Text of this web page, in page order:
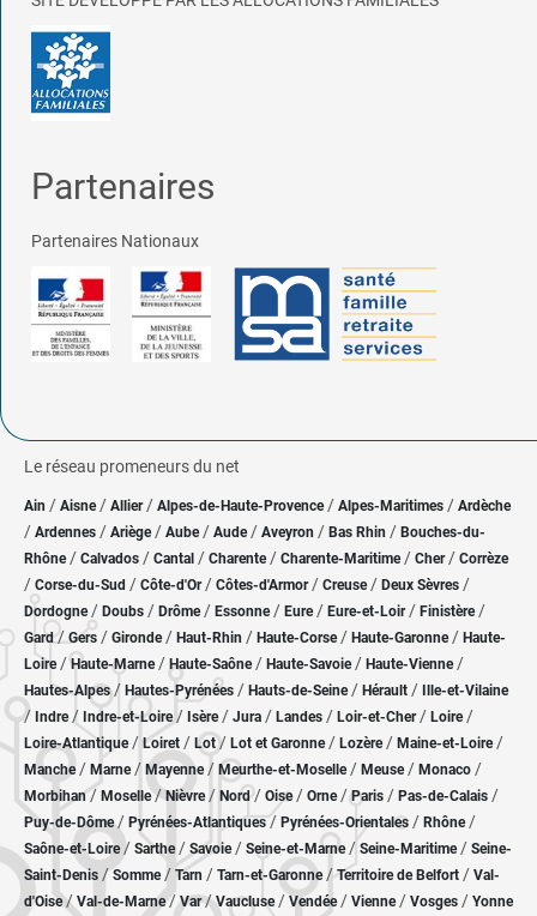
Partenaires
Partenaires Nationaux
Le réseau promeneurs du net
Ain / Aisne/ Allier/ Alpes-de-Haute-Provence / Alpes-Maritimes / Ardèche
/ Ardennes / Ariège/ Aube/ Aude / Aveyron / Bas Rhin / Bouches-du-
Rhône/ Calvados / Cantal / Charente / Charente-Maritime/ Cher / Corrèze
/ Corse-du-Sud / Côte-d'Or / Côtes-d'Armor/ Creuse/ Deux Sèvres /
Dordogne/ Doubs / Drôme/ Essonne / Eure/ Eure-et-Loir / Finistère/
Gard/Gers / Gironde/ Haut-Rhin / Haute-Corse/ Haute-Garonne/ Haute-
Loire/Haute-Marne/ Haute-Saône/ Haute-Savoie/ Haute-Vienne/
Hautes-Alpes/ Hautes-Pyrénées / Hauts-de-Seine/ Hérault / Ille-et-Vilaine
/ Indre/ Indre-et-Loire/ Isère/ Jura / Landes / Loir-et-Cher/ Loire/
Loire-Atlantique/ Loiret / Lot/ Lot et Garonne/ Lozère / Maine-et-Loire/
Manche/ Marne/ Mayenne/ Meurthe-et-Moselle/ Meuse/ Monaco /
Morbihan/ Moselle/ Nièvre / Nord/ Oise / Orne/Paris / Pas-de-Calais /
Puy-de-Dôme/ Pyrénées-Atlantiques / Pyrénées-Orientales / Rhône/
Saône-et-Loire/ Sarthe/ Savoie/ Seine-et-Marne/ Seine-Maritime/ Seine-
Saint-Denis /Somme/ Tarn / Tarn-et-Garonne/Territoire de Belfort / Val-
d'Oise/ Val-de-Marne/Var/Vaucluse/ Vendée/ Vienne/ Vosges / Yonne